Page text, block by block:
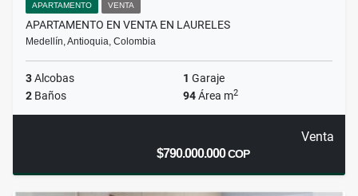
APARTAMENTO VENTA
APARTAMENTO EN VENTA EN LAURELES
Medellín, Antioquia, Colombia
3Alcobas 1 Garaje
2 Baños 94Área m2
Venta
$790.000.000COP